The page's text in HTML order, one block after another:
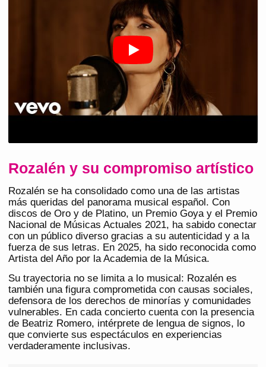
Rozalén y su compromiso artístico
Rozalén se ha consolidado como una de las artistas
más queridas del panorama musical español. Con
discos de Oro y de Platino, un Premio Goya y el Premio
Nacional de Músicas Actuales 2021, ha sabido conectar
con un público diverso gracias a su autenticidad y a la
fuerza de sus letras. En 2025, ha sido reconocida como
Artista del Año por la Academia de la Música.
Su trayectoria no se limita a lo musical: Rozalén es
también una figura comprometida con causas sociales,
defensora de los derechos de minorías y comunidades
vulnerables. En cada concierto cuenta con la presencia
de Beatriz Romero, intérprete de lengua de signos, lo
que convierte sus espectáculos en experiencias
verdaderamente inclusivas.